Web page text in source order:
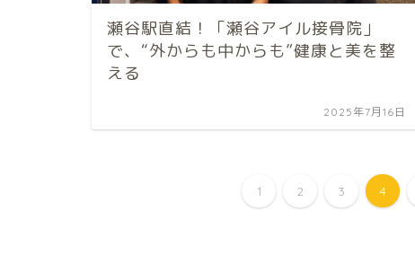
瀬谷駅直結！「瀬谷アイル接骨院」
で、“外からも中からも”健康と美を整
える
2025年7月16日
1 2 3 4